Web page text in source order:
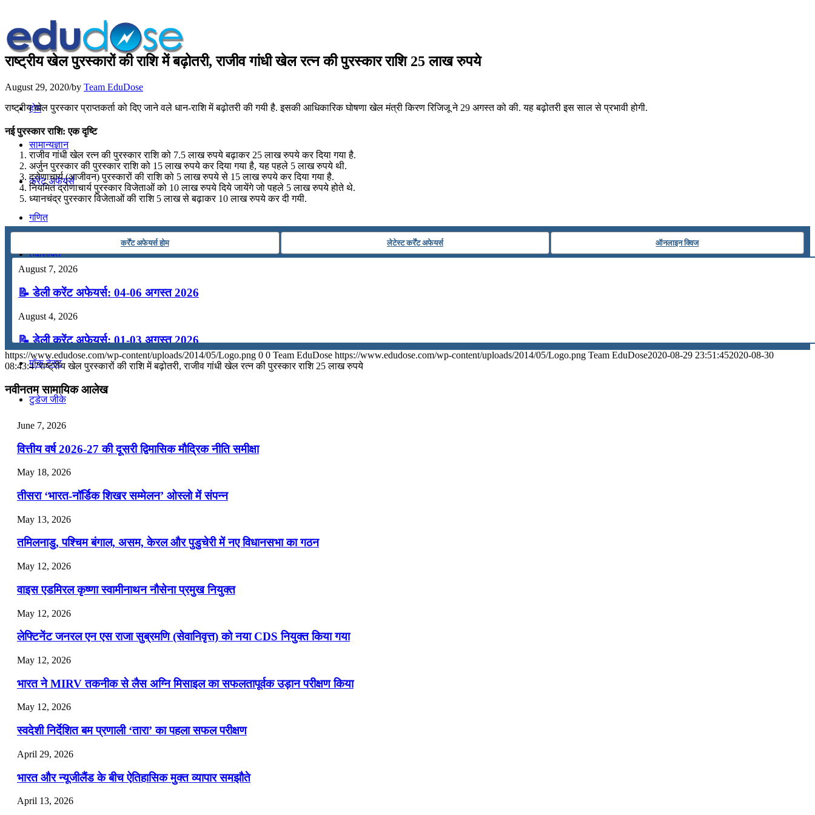
होम
सामान्यज्ञान
करेंट अफेयर्स
गणित
तर्कशक्ति
कंप्यूटर
मॉक टेस्ट
टुडेज जीके
राष्ट्रीय खेल पुरस्कारों की राशि में बढ़ोतरी, राजीव गांधी खेल रत्न की पुरस्कार राशि 25 लाख रुपये
August 29, 2020/by Team EduDose
राष्ट्रीय खेल पुरस्कार प्राप्तकर्ता को दिए जाने वले धान-राशि में बढ़ोतरी की गयी है. इसकी आधिकारिक घोषणा खेल मंत्री किरण रिजिजू ने 29 अगस्त को की. यह बढ़ोतरी इस साल से प्रभावी होगी.
नई पुरस्कार राशि: एक दृष्टि
राजीव गांधी खेल रत्न की पुरस्कार राशि को 7.5 लाख रुपये बढ़ाकर 25 लाख रुपये कर दिया गया है.
अर्जुन पुरस्कार की पुरस्कार राशि को 15 लाख रुपये कर दिया गया है, यह पहले 5 लाख रुपये थी.
द्रोणाचार्य (आजीवन) पुरस्कारों की राशि को 5 लाख रुपये से 15 लाख रुपये कर दिया गया है.
नियमित द्रोणाचार्य पुरस्कार विजेताओं को 10 लाख रुपये दिये जायेंगे जो पहले 5 लाख रुपये होते थे.
ध्यानचंद्र पुरस्कार विजेताओं की राशि 5 लाख से बढ़ाकर 10 लाख रुपये कर दी गयी.
कर्रेंट अफेयर्स होम लेटेस्ट कर्रेंट अफेयर्स ऑनलाइन क्विज
August 7, 2026
📝 डेली करेंट अफेयर्स: 04-06 अगस्त 2026
August 4, 2026
📝 डेली करेंट अफेयर्स: 01-03 अगस्त 2026
July 31, 2026
📝 डेली करेंट अफेयर्स: 28-31 जुलाई 2026
📝 डेली करेंट अफेयर्स: 25-27 जुलाई 2026
July 25, 2026
📝 डेली करेंट अफेयर्स: 22-24 जुलाई 2026
July 22, 2026
📝 डेली करेंट अफेयर्स: 19-21 जुलाई 2026
July 19, 2026
📝 डेली करेंट अफेयर्स: 16-18 जुलाई 2026
https://www.edudose.com/wp-content/uploads/2014/05/Logo.png 0 0 Team EduDose https://www.edudose.com/wp-content/uploads/2014/05/Logo.png Team EduDose2020-08-29 23:51:452020-08-30
08:43:47राष्ट्रीय खेल पुरस्कारों की राशि में बढ़ोतरी, राजीव गांधी खेल रत्न की पुरस्कार राशि 25 लाख रुपये
नवीनतम सामायिक आलेख
June 7, 2026
वित्तीय वर्ष 2026-27 की दूसरी द्विमासिक मौद्रिक नीति समीक्षा
May 18, 2026
तीसरा ‘भारत-नॉर्डिक शिखर सम्मेलन’ ओस्लो में संपन्न
May 13, 2026
तमिलनाडु, पश्चिम बंगाल, असम, केरल और पुडुचेरी में नए विधानसभा का गठन
May 12, 2026
वाइस एडमिरल कृष्णा स्वामीनाथन नौसेना प्रमुख नियुक्त
May 12, 2026
लेफ्टिनेंट जनरल एन एस राजा सुब्रमणि (सेवानिवृत्त) को नया CDS नियुक्त किया गया
May 12, 2026
भारत ने MIRV तकनीक से लैस अग्नि मिसाइल का सफलतापूर्वक उड़ान परीक्षण किया
May 12, 2026
स्वदेशी निर्देशित बम प्रणाली ‘तारा’ का पहला सफल परीक्षण
April 29, 2026
भारत और न्यूजीलैंड के बीच ऐतिहासिक मुक्त व्यापार समझौते
April 13, 2026